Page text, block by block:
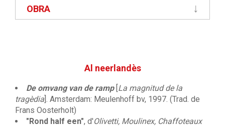
OBRA
Al neerlandès
De omvang van de ramp[La magnitud de la
tragèdia]. Amsterdam: Meulenhoff bv, 1997. (Trad. de
Frans Oosterholt)
"Rond half een", d'Olivetti, Moulinex, Chaffoteaux